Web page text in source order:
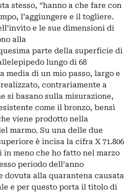
stesso, “hanno a che fare con
l’aggiungere e il togliere.
e le sue dimensioni di
alla
parte della superficie di
lungo di 68
media di un mio passo, largo e
contrariamente a
si basano sulla misurazione,
come il bronzo, bensì
viene prodotto nella
marmo. Su una delle due
è incisa la cifra X 71.806
meno che ho fatto nel marzo
periodo dell’anno
dovuta alla quarantena causata
e per questo porta il titolo di